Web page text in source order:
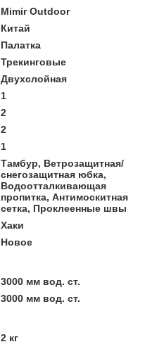
Mimir Outdoor
Китай
Палатка
Трекинговые
Двухслойная
1
2
2
1
Тамбур, Ветрозащитная/
снегозащитная юбка,
Водоотталкивающая
пропитка, Антимоскитная
сетка, Проклеенные швы
Хаки
Новое
3000 мм вод. ст.
3000 мм вод. ст.
2 кг